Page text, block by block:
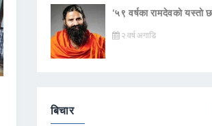
‘५९ वर्षका रामदेवकाे यस्ताे छ
२ वर्ष अगाडि
बिचार